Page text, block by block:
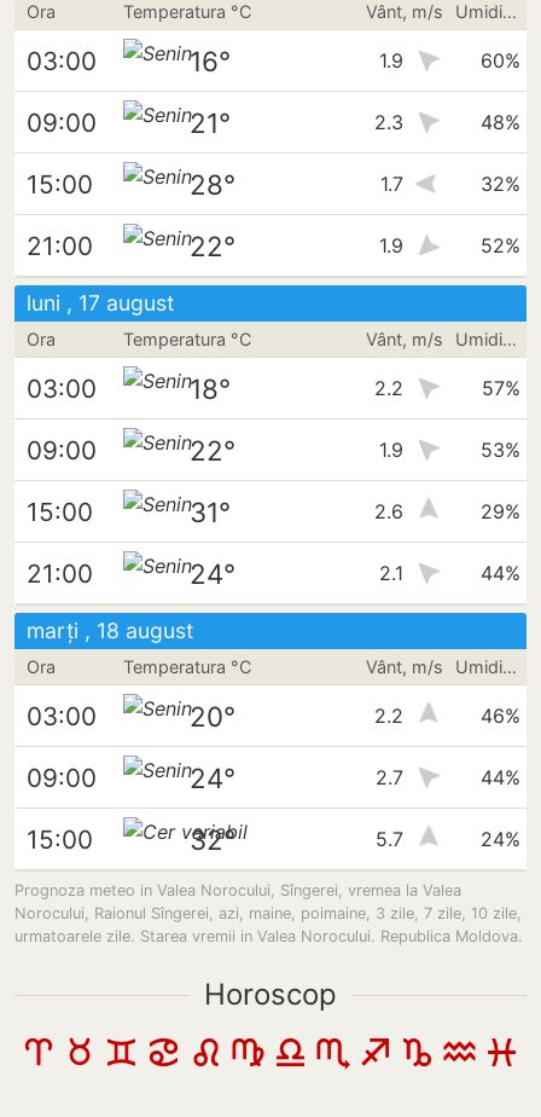
Ora Temperatura °C Vânt, m/s Umiditate
03:00 16° 1.9 60%
09:00 21° 2.3 48%
15:00 28° 1.7 32%
21:00 22° 1.9 52%
luni , 17 august
Ora Temperatura °C Vânt, m/s Umiditate
03:00 18° 2.2 57%
09:00 22° 1.9 53%
15:00 31° 2.6 29%
21:00 24° 2.1 44%
marți , 18 august
Ora Temperatura °C Vânt, m/s Umiditate
03:00 20° 2.2 46%
09:00 24° 2.7 44%
15:00 32° 5.7 24%
Prognoza meteo in Valea Norocului, Sîngerei, vremea la Valea
Norocului, Raionul Sîngerei, azi, maine, poimaine, 3 zile, 7 zile, 10 zile,
urmatoarele zile. Starea vremii in Valea Norocului. Republica Moldova.
Horoscop